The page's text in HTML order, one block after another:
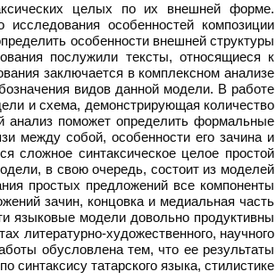
целых по их внешней форме.
особенностей композиции
особенности внешней структуры
послужили тексты, относящиеся к
заключается в комплексном анализе
видов данной модели. В работе
и схема, демонстрирующая количество
анализ поможет определить формальные
между собой, особенности его зачина и
сложное синтаксическое целое простой
в свою очередь, состоит из моделей
простых предложений все компоненты
зачин, концовка и медиальная часть
языковые модели довольно продуктивны
литературно-художественного, научного
обусловлена тем, что ее результаты
татарского языка, стилистике